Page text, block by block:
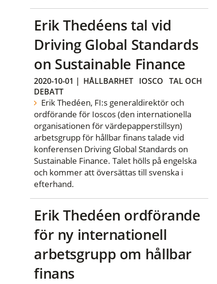
Erik Thedéens tal vid
Driving Global Standards
on Sustainable Finance
2020-10-01 | HÅLLBARHET IOSCO
TAL OCH
DEBATT
Erik Thedéen, FI:s generaldirektör och
ordförande för Ioscos (den internationella
organisationen för värdepapperstillsyn)
arbetsgrupp för hållbar finans talade vid
konferensen Driving Global Standards on
Sustainable Finance. Talet hölls på engelska
och kommer att översättas till svenska i
efterhand.
Erik Thedéen ordförande
för ny internationell
arbetsgrupp om hållbar
finans